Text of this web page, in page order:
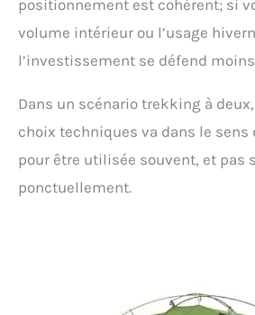
positionnement est cohérent; si
volume intérieur ou l’usage
l’investissement se défend
Dans un scénario trekking à
choix techniques va dans le sens
pour être utilisée souvent, et pas
ponctuellement.